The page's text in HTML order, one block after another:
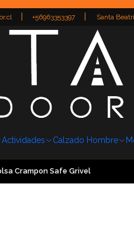
+56963353397
Santa
Actividades Calzado Hombre
Crampon Safe Grivel